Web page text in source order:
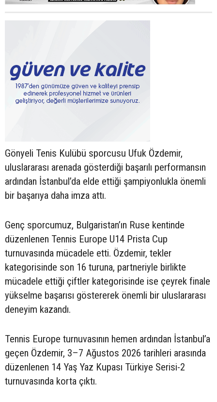
Gönyeli Tenis Kulübü sporcusu Ufuk Özdemir,
uluslararası arenada gösterdiği başarılı performansın
ardından İstanbul’da elde ettiği şampiyonlukla önemli
bir başarıya daha imza attı.
Genç sporcumuz, Bulgaristan’ın Ruse kentinde
düzenlenen Tennis Europe U14 Prista Cup
turnuvasında mücadele etti. Özdemir, tekler
kategorisinde son 16 turuna, partneriyle birlikte
mücadele ettiği çiftler kategorisinde ise çeyrek finale
yükselme başarısı göstererek önemli bir uluslararası
deneyim kazandı.
Tennis Europe turnuvasının hemen ardından İstanbul’a
geçen Özdemir, 3–7 Ağustos 2026 tarihleri arasında
düzenlenen 14 Yaş Yaz Kupası Türkiye Serisi-2
turnuvasında korta çıktı.